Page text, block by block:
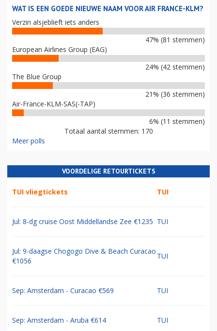
WAT IS EEN GOEDE NIEUWE NAAM VOOR AIR FRANCE-KLM?
Verzin alsjeblieft iets anders
47% (81 stemmen)
European Airlines Group (EAG)
24% (42 stemmen)
The Blue Group
21% (36 stemmen)
Air-France-KLM-SAS(-TAP)
6% (11 stemmen)
Totaal aantal stemmen: 170
Meer polls
VOORDELIGE RETOURTICKETS
TUI vliegtickets TUI
Jul: 8-dg cruise Oost Middellandse Zee €1235 TUI
Jul: 9-daagse Chogogo Dive & Beach Curacao
€1056
TUI
Sep: Amsterdam - Curacao €569 TUI
Sep: Amsterdam - Aruba €614 TUI